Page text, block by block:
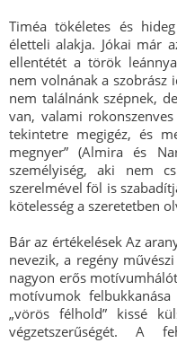
Timéa tökéletes és
életteli alakja. Jókai már
ellentétét a török
nem volnának a szobrász
nem találnánk szépnek,
van, valami
tekintetre megigéz, és
megnyer” (Almira és
személyiség, aki nem
szerelmével föl is
kötelesség a szeretetben
Bár az értékelések Az
nevezik, a regény
nagyon erős
motívumok
„vörös félhold” kissé
végzetszerűségét. A